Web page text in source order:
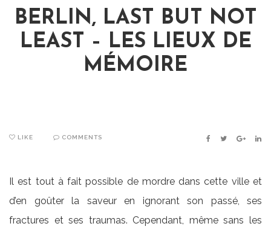
BERLIN, LAST BUT NOT
LEAST – LES LIEUX DE
MÉMOIRE
LIKE COMMENTS FACEBOOK
TWITTER
Il est tout à fait possible de mordre dans cette ville et
d’en goûter la saveur en ignorant son passé, ses
fractures et ses traumas. Cependant, même sans les